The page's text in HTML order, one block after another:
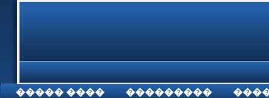
���� ����� ���������